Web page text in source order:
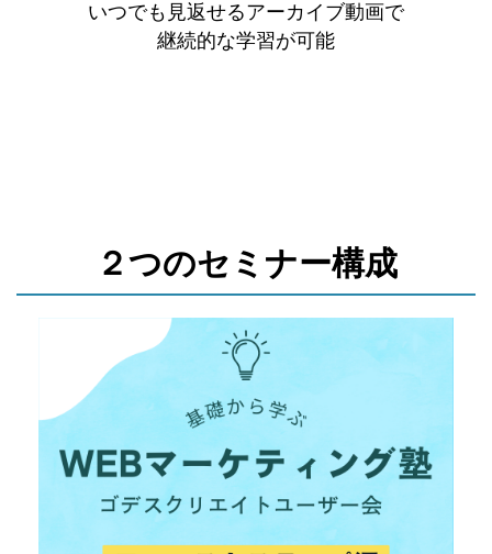
いつでも見返せるアーカイブ動画で
継続的な学習が可能
２つのセミナー構成